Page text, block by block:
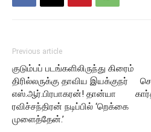
Previous article
குடும்பப் படங்களிலிருந்து கிரைம்
திரில்லருக்கு தாவிய இயக்குநர்
எஸ்.ஆர்.பிரபாகரன்! தான்யா
ரவிச்சந்திரன் நடிப்பில் ‘றெக்கை‌
முளைத்தேன்.’